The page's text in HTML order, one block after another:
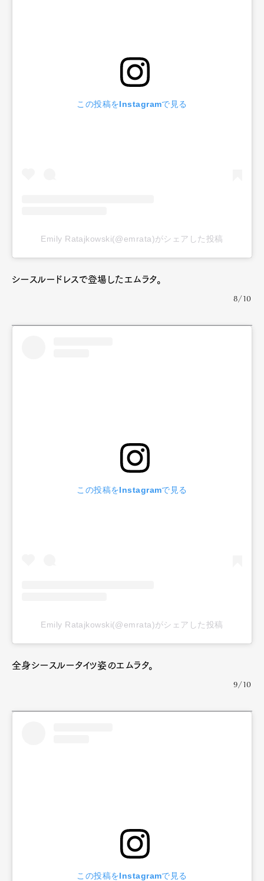
この投稿をInstagramで見る
Emily Ratajkowski(@emrata)がシェアした投稿
シースルードレスで登場したエムラタ。
8/10
この投稿をInstagramで見る
Emily Ratajkowski(@emrata)がシェアした投稿
全身シースルータイツ姿のエムラタ。
9/10
この投稿をInstagramで見る